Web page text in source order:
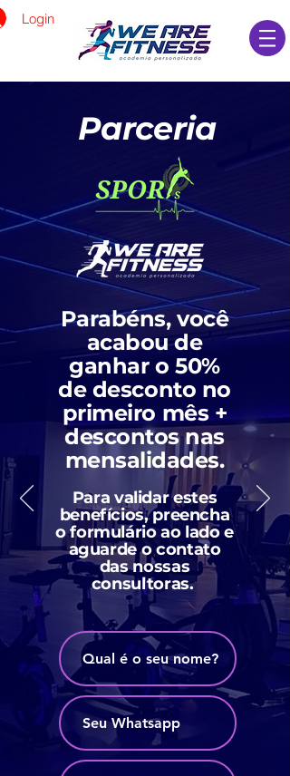
Login
Parceria
Parabéns, você
acabou de
ganhar o 50%
de desconto no
primeiro mês +
descontos nas
mensalidades.
Para validar estes
benefícios, preencha
o formulário ao lado e
aguarde o contato
das nossas
consultoras.